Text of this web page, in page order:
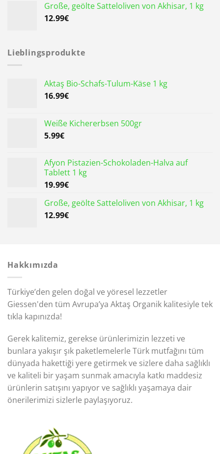
Große, geölte Satteloliven von Akhisar, 1 kg
12.99€
Lieblingsprodukte
Aktaş Bio-Schafs-Tulum-Käse 1 kg
16.99€
Weiße Kichererbsen 500gr
5.99€
Afyon Pistazien-Schokoladen-Halva auf
Tablett 1 kg
19.99€
Große, geölte Satteloliven von Akhisar, 1 kg
12.99€
Hakkımızda
Türkiye’den gelen doğal ve yöresel lezzetler
Giessen'den tüm Avrupa’ya Aktaş Organik kalitesiyle tek
tıkla kapınızda!
Gerek kalitemiz, gerekse ürünlerimizin lezzeti ve
bunlara yakışır şık paketlemelerle Türk mutfağını tüm
dünyada hakettiği yere getirmek ve sizlere daha sağlıklı
ve kaliteli bir yaşam sunmak amacıyla katkı maddesiz
ürünlerin satışını yapıyor ve sağlıklı yaşamaya dair
önerilerimizi sizlerle paylaşıyoruz.